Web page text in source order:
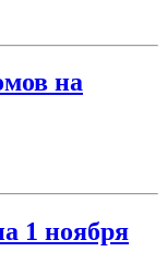
на
1 ноября